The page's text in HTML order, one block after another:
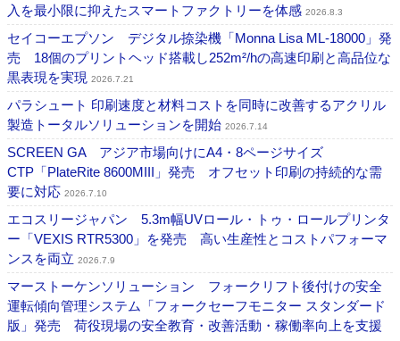
入を最小限に抑えたスマートファクトリーを体感 2026.8.3
セイコーエプソン デジタル捺染機「Monna Lisa ML-18000」発
売 18個のプリントヘッド搭載し252m²/hの高速印刷と高品位な
黒表現を実現 2026.7.21
パラシュート 印刷速度と材料コストを同時に改善するアクリル
製造トータルソリューションを開始 2026.7.14
SCREEN GA アジア市場向けにA4・8ページサイズ
CTP「PlateRite 8600MIII」発売 オフセット印刷の持続的な需
要に対応 2026.7.10
エコスリージャパン 5.3m幅UVロール・トゥ・ロールプリンタ
ー「VEXIS RTR5300」を発売 高い生産性とコストパフォーマ
ンスを両立 2026.7.9
マーストーケンソリューション フォークリフト後付けの安全
運転傾向管理システム「フォークセーフモニター スタンダード
版」発売 荷役現場の安全教育・改善活動・稼働率向上を支援